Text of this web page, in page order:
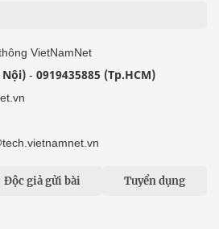
VietNamNet
Nội) - 0919435885 (Tp.HCM)
Độc giả gửi bài Tuyển dụng